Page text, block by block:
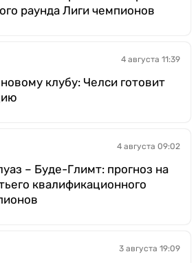
раунда Лиги чемпионов
4 августа 11:39
клубу: Челси готовит
4 августа 09:02
– Буде-Глимт: прогноз на
квалификационного
3 августа 19:09